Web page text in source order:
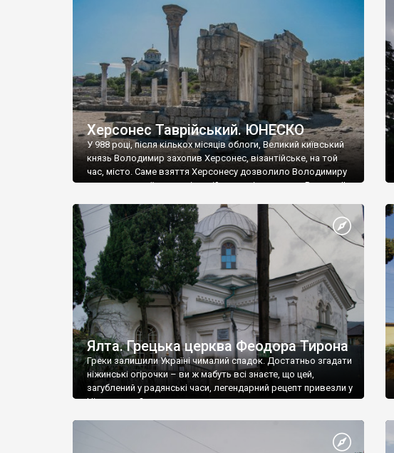
візантійської доби. Раритети викрадені з фондів об’єкту
культурної спадщини ЮНЕСКО «Херсонеса Таврійського».
Офіційно – на виставку «Золото Візантії», але експерти та
влада в Україні вважають це лише […]
Херсонес Таврійський. ЮНЕСКО
У 988 році, після кількох місяців облоги, Великий київський
князь Володимир захопив Херсонес, візантійське, на той
час, місто. Саме взяття Херсонесу дозволило Володимиру
диктувати свої умови візантійському імператору Василю ІІ,
Херсонесі Володимир-язичник, став Василем-
християнином. А потім було Хрещення Русі. На честь
Херсонесу Таврійського названо місто […]
Ялта. Грецька церква Феодора Тирона
Греки залишили Україні чималий спадок. Достатньо згадати
ніжинські огірочки – ви ж мабуть всі знаєте, що цей,
загублений у радянські часи, легендарний рецепт привезли у
Ніжин греки?